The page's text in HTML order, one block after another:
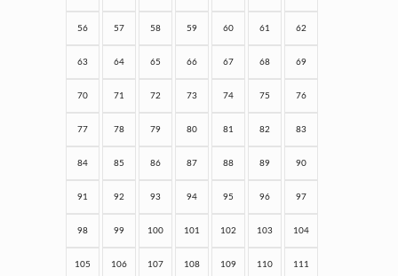
56 57 58 59 60 61 62
63 64 65 66 67 68 69
70 71 72 73 74 75 76
77 78 79 80 81 82 83
84 85 86 87 88 89 90
91 92 93 94 95 96 97
98 99 100 101 102 103 104
105 106 107 108 109 110 111